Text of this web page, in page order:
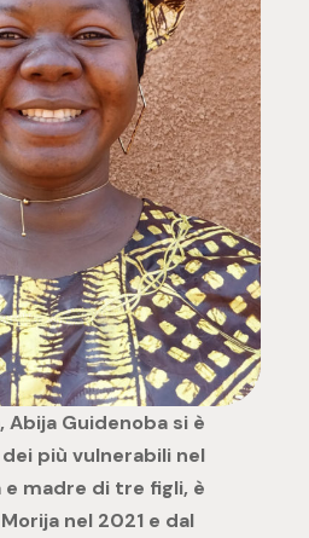
Guidenoba si è
più vulnerabili nel
e madre di tre figli, è
nel 2021 e dal